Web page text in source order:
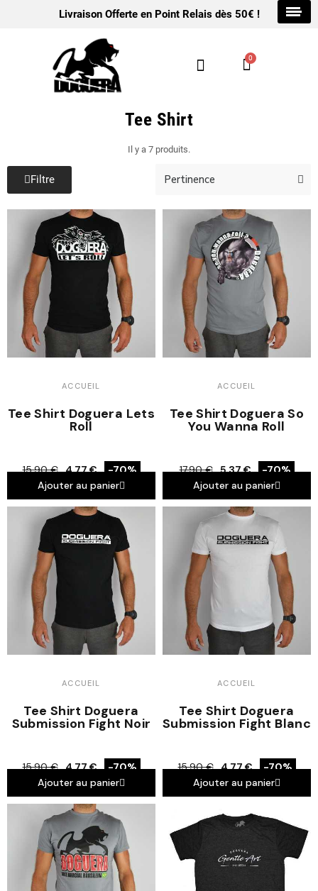
Livraison Offerte en Point Relais dès 50€ !
Tee Shirt
Il y a 7 produits.
Filtre
ACCUEIL
Tee Shirt Doguera Lets
Roll
15,90 € 4,77 €
-70%
Ajouter au panier
ACCUEIL
Tee Shirt Doguera So
You Wanna Roll
17,90 € 5,37 €
-70%
Ajouter au panier
ACCUEIL
Tee Shirt Doguera
Submission Fight Noir
15,90 € 4,77 €
-70%
Ajouter au panier
ACCUEIL
Tee Shirt Doguera
Submission Fight Blanc
15,90 € 4,77 €
-70%
Ajouter au panier